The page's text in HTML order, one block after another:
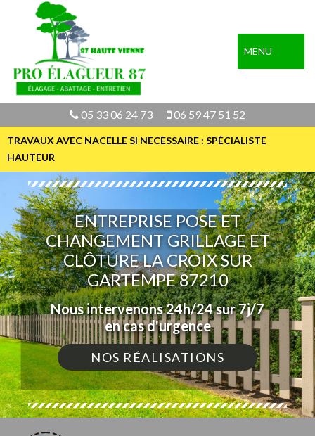
MENU
05 33 06 24 73 06 59 47 51 52
TRAVAUX AVEC NACELLE SI NECESSAIRE : SPÉCIALISTE
HAUTEUR
ENTREPRISE POSE ET
CHANGEMENT GRILLAGE ET
CLÔTURE LA CROIX SUR
GARTEMPE 87210
Nous intervenons 24h/24 sur 7j/7
en cas d'urgence
NOS RÉALISATIONS